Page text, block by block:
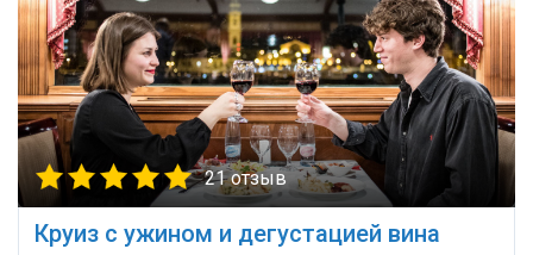
21 отзыв
Круиз с ужином и дегустацией вина